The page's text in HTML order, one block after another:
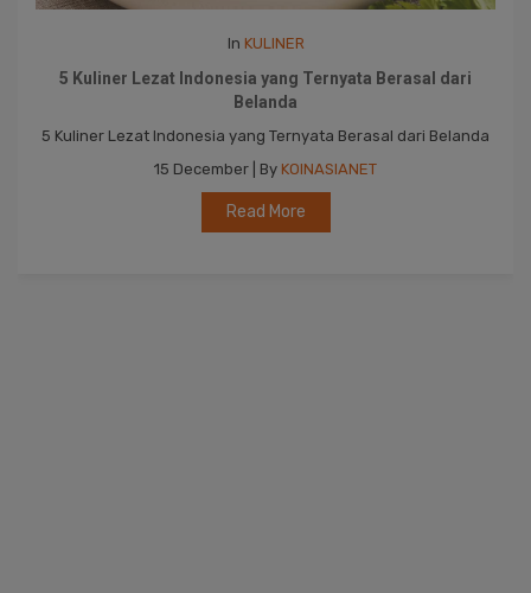
In KULINER
2 Kuliner Indonesia Masuk Daftar Makanan Pedas Terenak
di Dunia Versi CNN
2 Kuliner Indonesia Masuk Daftar Makanan Pedas Terenak di
Dunia Versi CNN
15 December | ByKOINASIANET
Read More